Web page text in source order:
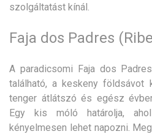
szolgáltatást kínál.
Faja dos Padres
A paradicsomi Faja dos
található, a keskeny földsávot
tenger átlátszó és egész
Egy kis móló határolja, ahol
kényelmesen lehet napozni.